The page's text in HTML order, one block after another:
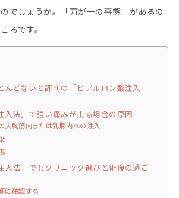
でしょうか。「万が一の事態」があるの
ろです。
んどないと評判の「ヒアルロン酸注入
入法」で強い痛みが出る場合の原因
大胸筋内または乳腺内への注入
入法」でもクリニック選びと術後の過ご
に確認する